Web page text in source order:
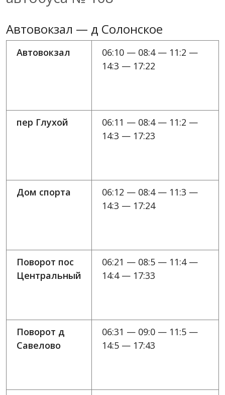
Автовокзал — д Солонское
Автовокзал
06:10 — 08:4 — 11:2 —
14:3 — 17:22
пер Глухой
06:11 — 08:4 — 11:2 —
14:3 — 17:23
Дом спорта
06:12 — 08:4 — 11:3 —
14:3 — 17:24
Поворот пос
Центральный
06:21 — 08:5 — 11:4 —
14:4 — 17:33
Поворот д
Савелово
06:31 — 09:0 — 11:5 —
14:5 — 17:43